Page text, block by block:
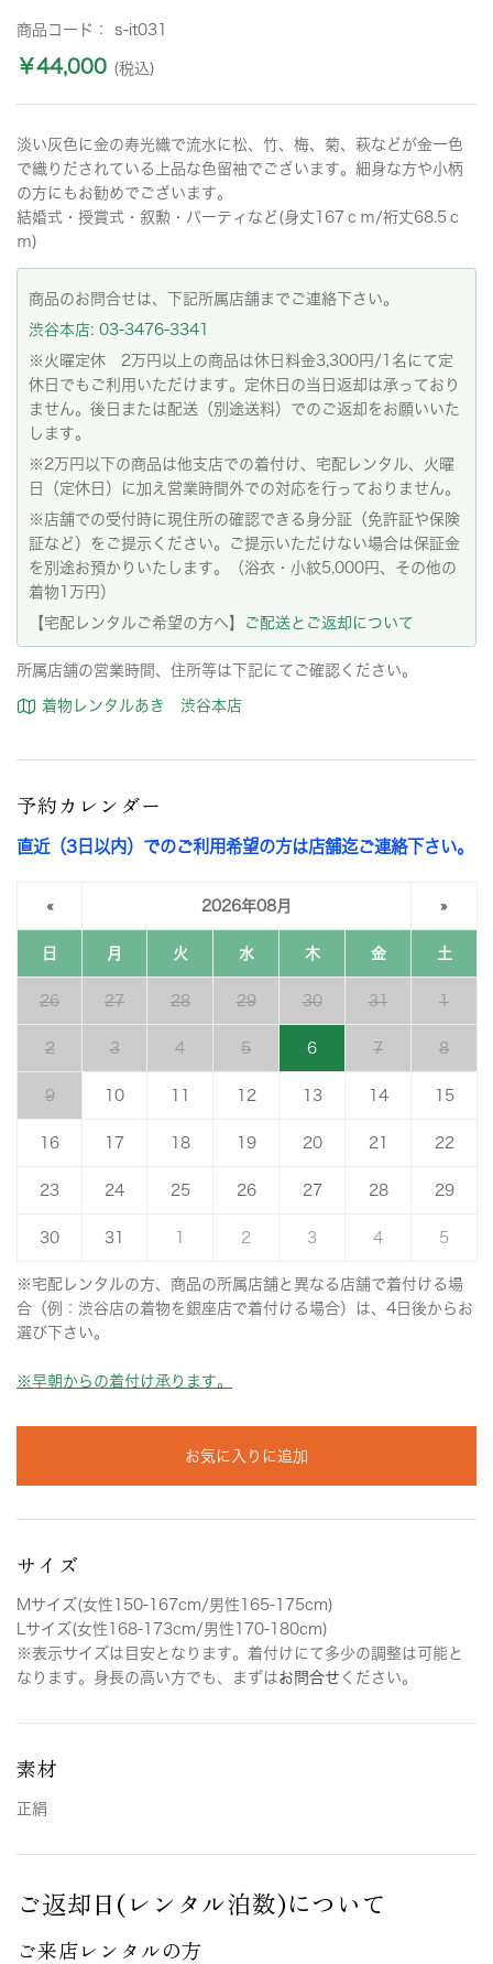
商品コード： s-it031
￥44,000 (税込)
淡い灰色に金の寿光織で流水に松、竹、梅、菊、萩などが金一色
で織りだされている上品な色留袖でございます。細身な方や小柄
の方にもお勧めでございます。
結婚式・授賞式・叙勲・パーティなど(身丈167ｃｍ/裄丈68.5ｃ
ｍ)
商品のお問合せは、下記所属店舗までご連絡下さい。
渋谷本店: 03-3476-3341
※火曜定休 2万円以上の商品は休日料金3,300円/1名にて定
休日でもご利用いただけます。定休日の当日返却は承っており
ません。後日または配送（別途送料）でのご返却をお願いいた
します。
※2万円以下の商品は他支店での着付け、宅配レンタル、火曜
日（定休日）に加え営業時間外での対応を行っておりません。
※店舗での受付時に現住所の確認できる身分証（免許証や保険
証など）をご提示ください。ご提示いただけない場合は保証金
を別途お預かりいたします。（浴衣・小紋5,000円、その他の
着物1万円）
【宅配レンタルご希望の方へ】
ご配送とご返却について
所属店舗の営業時間、住所等は下記にてご確認ください。
着物レンタルあき 渋谷本店
予約カレンダー
直近（3日以内）でのご利用希望の方は店舗迄ご連絡下さい。
« 2026年08月 »
日 月 火 水 木 金 土
26 27 28 29 30 31 1
2 3 4 5 6 7 8
9 10 12 13 14 15
16 17 18 19 20 21 22
23 24 25 26 27 28 29
30 31 2 3 4 5
※宅配レンタルの方、商品の所属店舗と異なる店舗で着付ける場
合（例：渋谷店の着物を銀座店で着付ける場合）は、4日後からお
選び下さい。
※早朝からの着付け承ります。
お気に入りに追加
サイズ
Mサイズ(女性150-167cm/男性165-175cm)
Lサイズ(女性168-173cm/男性170-180cm)
※表示サイズは目安となります。着付けにて多少の調整は可能と
なります。身長の高い方でも、まずはお問合せ ください。
素材
正絹
ご返却日(レンタル泊数)について
ご来店レンタルの方